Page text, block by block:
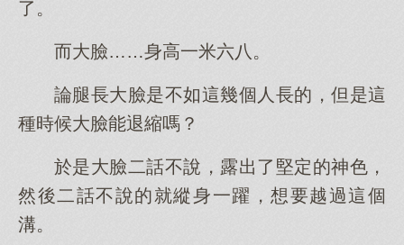
了。
而大臉……身高一米六八。
論腿長大臉是不如這幾個人長的，但是這
種時候大臉能退縮嗎？
於是大臉二話不說，露出了堅定的神色，
然後二話不說的就縱身一躍，想要越過這個
溝。